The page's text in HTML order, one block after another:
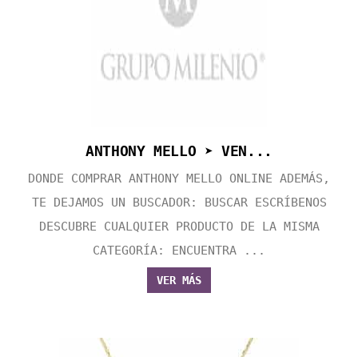
ANTHONY MELLO ➤ VEN...
DONDE COMPRAR ANTHONY MELLO ONLINE ADEMÁS,
TE DEJAMOS UN BUSCADOR: BUSCAR ESCRÍBENOS
DESCUBRE CUALQUIER PRODUCTO DE LA MISMA
CATEGORÍA: ENCUENTRA ...
VER MÁS